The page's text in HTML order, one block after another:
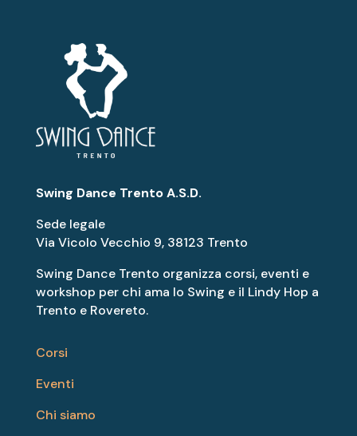
Swing Dance Trento A.S.D.
Sede legale
Via Vicolo Vecchio 9, 38123 Trento
Swing Dance Trento organizza corsi, eventi e
workshop per chi ama lo Swing e il Lindy Hop a
Trento e Rovereto.
Corsi
Eventi
Chi siamo